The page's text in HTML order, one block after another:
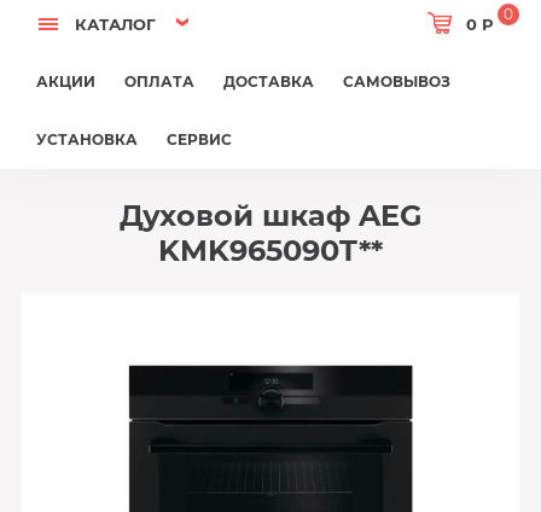
КАТАЛОГ 0 Р
0
АКЦИИ ОПЛАТА ДОСТАВКА САМОВЫВОЗ
УСТАНОВКА СЕРВИС
Духовой шкаф AEG
KMK965090T**